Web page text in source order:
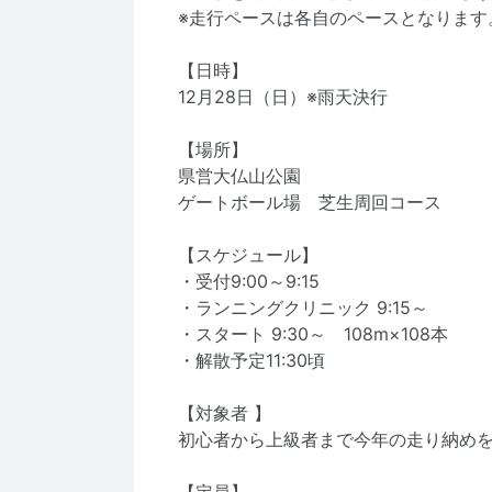
※走行ペースは各自のペースとなります
【日時】
12月28日（日）※雨天決行
【場所】
県営大仏山公園
ゲートボール場 芝生周回コース
【スケジュール】
・受付9:00～9:15
・ランニングクリニック 9:15～
・スタート 9:30～ 108m×108本
・解散予定11:30頃
【対象者 】
初心者から上級者まで今年の走り納めを